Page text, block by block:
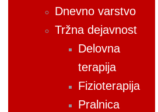
Dnevno varstvo
Tržna dejavnost
Delovna
terapija
Fizioterapija
Pralnica